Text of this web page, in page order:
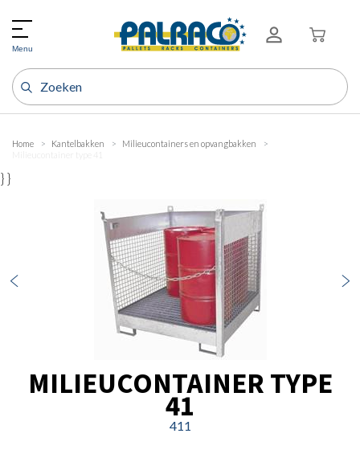
Menu
Home Kantelbakken
Milieucontainers en opvangbakken
} }
MILIEUCONTAINER TYPE
41
411